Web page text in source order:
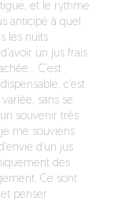
et le rythme
anticipé à quel
les nuits
un jus frais
C’est
c’est
sans se
un souvenir très
je me souviens
d’un jus
des
Ce sont
penser